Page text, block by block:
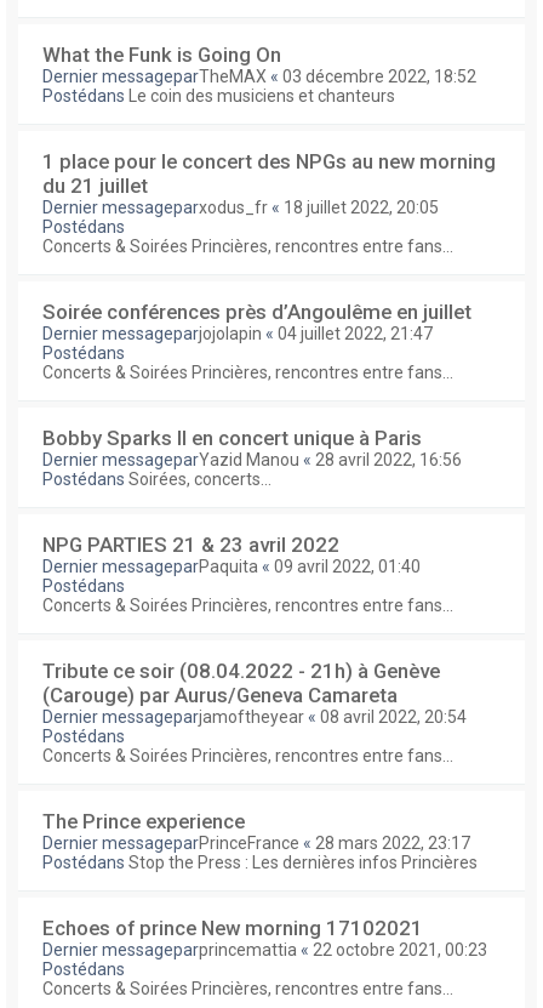
What the Funk is Going On
Dernier messageparTheMAX « 03 décembre 2022, 18:52
Postédans
Le coin des musiciens et chanteurs
1 place pour le concert des NPGs au new morning
du 21 juillet
Dernier messageparxodus_fr « 18 juillet 2022, 20:05
Postédans
Concerts & Soirées Princières, rencontres entre fans...
Soirée conférences près d’Angoulême en juillet
Dernier messageparjojolapin « 04 juillet 2022, 21:47
Postédans
Concerts & Soirées Princières, rencontres entre fans...
Bobby Sparks II en concert unique à Paris
Dernier messageparYazid Manou « 28 avril 2022, 16:56
Postédans Soirées, concerts...
NPG PARTIES 21 & 23 avril 2022
Dernier messageparPaquita « 09 avril 2022, 01:40
Postédans
Concerts & Soirées Princières, rencontres entre fans...
Tribute ce soir (08.04.2022 - 21h) à Genève
(Carouge) par Aurus/Geneva Camareta
Dernier messageparjamoftheyear « 08 avril 2022, 20:54
Postédans
Concerts & Soirées Princières, rencontres entre fans...
The Prince experience
Dernier messageparPrinceFrance « 28 mars 2022, 23:17
Postédans Stop the Press : Les dernières infos Princières
Echoes of prince New morning 17102021
Dernier messageparprincemattia « 22 octobre 2021, 00:23
Postédans
Concerts & Soirées Princières, rencontres entre fans...